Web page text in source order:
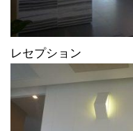
レセプション